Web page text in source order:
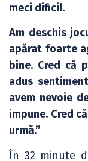
meci dificil.
Am deschis
apărat foarte
bine. Cred că
adus
avem nevoie
impune. Cred
urmă.”
În 32 minute